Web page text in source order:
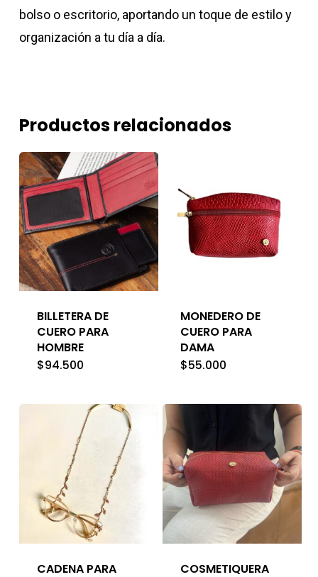
bolso o escritorio, aportando un toque de estilo y
organización a tu día a día.
Productos relacionados
BILLETERA DE
CUERO PARA
HOMBRE
$94.500
MONEDERO DE
CUERO PARA
DAMA
$55.000
CADENA PARA
COSMETIQUERA